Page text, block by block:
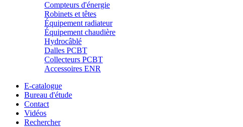
Compteurs d'énergie
Robinets et têtes
Équipement radiateur
Équipement chaudière
Hydrocâblé
Dalles PCBT
Collecteurs PCBT
Accessoires ENR
E-catalogue
Bureau d'étude
Contact
Vidéos
Rechercher